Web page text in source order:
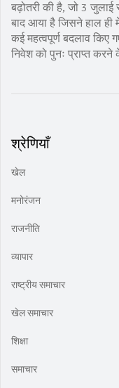
बढ़ोतरी की है, जो 3 जुलाई
बाद आया है जिसने हाल ही
कई महत्वपूर्ण बदलाव
निवेश को पुनः प्राप्त करने
श्रेणियाँ
खेल
मनोरंजन
राजनीति
व्यापार
राष्ट्रीय समाचार
खेल समाचार
शिक्षा
समाचार